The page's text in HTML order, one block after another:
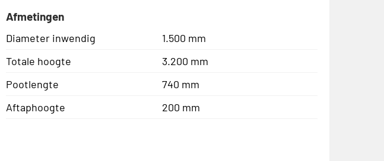
Afmetingen
Diameter inwendig
1.500 mm
Totale hoogte
3.200 mm
Pootlengte
740 mm
Aftaphoogte
200 mm